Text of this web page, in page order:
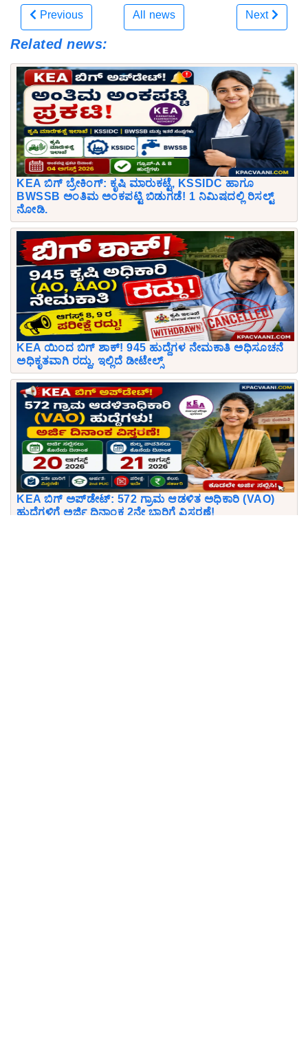
Previous
All news
Next
Related news:
KEA ಬಿಗ್ ಬ್ರೇಕಿಂಗ್: ಕೃಷಿ ಮಾರುಕಟ್ಟೆ, KSSIDC ಹಾಗೂ
BWSSB ಅಂತಿಮ ಅಂಕಪಟ್ಟಿ ಬಿಡುಗಡೆ! 1 ನಿಮಿಷದಲ್ಲಿ ರಿಸಲ್ಟ್
ನೋಡಿ.
KEA ಯಿಂದ ಬಿಗ್ ಶಾಕ್! 945 ಹುದ್ದೆಗಳ ನೇಮಕಾತಿ ಅಧಿಸೂಚನೆ
ಅಧಿಕೃತವಾಗಿ ರದ್ದು, ಇಲ್ಲಿದೆ ಡೀಟೇಲ್ಸ್
KEA ಬಿಗ್ ಅಪ್‌ಡೇಟ್: 572 ಗ್ರಾಮ ಆಡಳಿತ ಅಧಿಕಾರಿ (VAO)
ಹುದ್ದೆಗಳಿಗೆ ಅರ್ಜಿ ದಿನಾಂಕ 2ನೇ ಬಾರಿಗೆ ವಿಸ್ತರಣೆ!